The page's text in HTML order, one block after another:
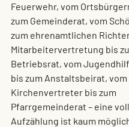
Feuerwehr, vom
zum Gemeinderat, vom
zum ehrenamtlichen
Mitarbeitervertretung bis
Betriebsrat, vom
bis zum Anstaltsbeirat, vom
Kirchenvertreter bis zum
Pfarrgemeinderat – eine
Aufzählung ist kaum